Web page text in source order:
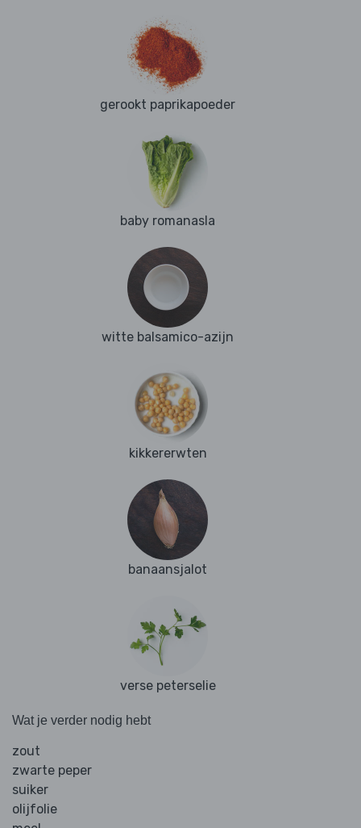
gerookt paprikapoeder
baby romanasla
witte balsamico-azijn
kikkererwten
banaansjalot
verse peterselie
Wat je verder nodig hebt
zout
zwarte peper
suiker
olijfolie